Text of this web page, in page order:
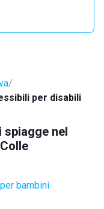
per disabili
nel
bambini